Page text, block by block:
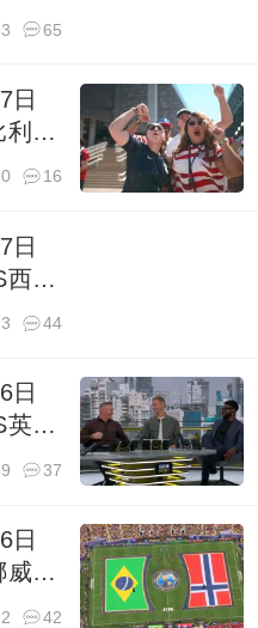
TS65
日
时
TS
16
日
班
44
日
格
37
日
威
TS42